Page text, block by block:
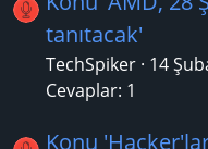
tanıtacak'
TechSpiker 14
Cevaplar: 1
Konu